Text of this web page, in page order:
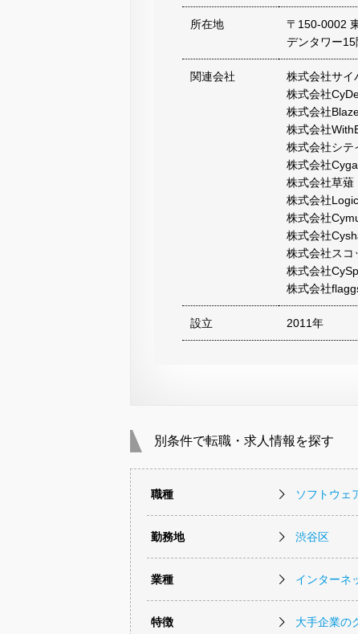
所在地
〒150-0002
デンタワー15
関連会社
株式会社サイ
株式会社
株式会社
株式会社
株式会社シテ
株式会社
株式会社草薙
株式会社
株式会社
株式会社
株式会社スコ
株式会社
株式会社
設立 2011年
別条件で転職・求人情報を探す
職種 ソフトウェ
勤務地 渋谷区
業種 インターネ
特徴 大手企業の